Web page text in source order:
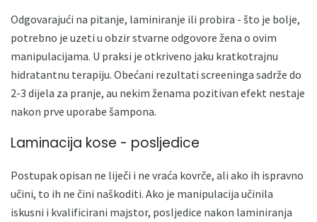
Odgovarajući na pitanje, laminiranje ili probira - što je bolje,
potrebno je uzeti u obzir stvarne odgovore žena o ovim
manipulacijama. U praksi je otkriveno jaku kratkotrajnu
hidratantnu terapiju. Obećani rezultati screeninga sadrže do
2-3 dijela za pranje, au nekim ženama pozitivan efekt nestaje
nakon prve uporabe šampona.
Laminacija kose - posljedice
Postupak opisan ne liječi i ne vraća kovrče, ali ako ih ispravno
učini, to ih ne čini naškoditi. Ako je manipulacija učinila
iskusni i kvalificirani majstor, posljedice nakon laminiranja